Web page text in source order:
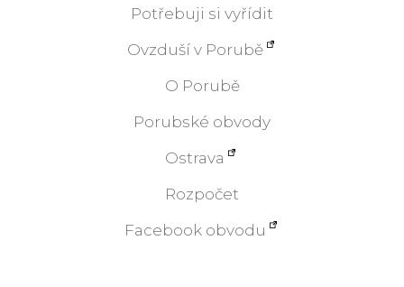
Potřebuji si vyřídit
Ovzduší v Porubě
O Porubě
Porubské obvody
Ostrava
Rozpočet
Facebook obvodu